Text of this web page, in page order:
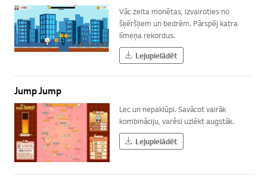
Vāc zelta monētas, izvairoties no
šķēršļiem un bedrēm. Pārspēj katra
līmeņa rekordus.
Lejupielādēt
Jump Jump
Lec un nepaklūpi. Savācot vairāk
kombināciju, varēsi uzlēkt augstāk.
Lejupielādēt